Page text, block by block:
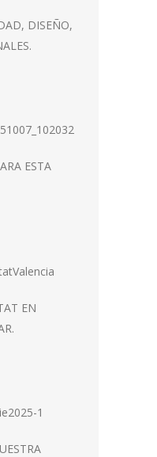
DISEÑO,
ESTA
EN